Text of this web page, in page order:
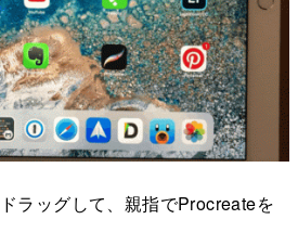
ラッグして、親指でProcreateを